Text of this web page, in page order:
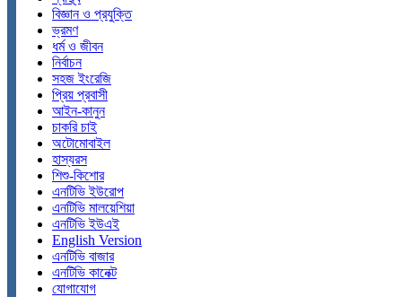
বিজ্ঞান ও প্রযুক্তি
ভ্রমণ
ধর্ম ও জীবন
নির্বাচন
সহজ ইংরেজি
প্রিয় প্রবাসী
আইন-কানুন
চাকরি চাই
অটোমোবাইল
হাস্যরস
শিশু-কিশোর
এনটিভি ইউরোপ
এনটিভি মালয়েশিয়া
এনটিভি ইউএই
English Version
এনটিভি বাজার
এনটিভি কানেক্ট
যোগাযোগ